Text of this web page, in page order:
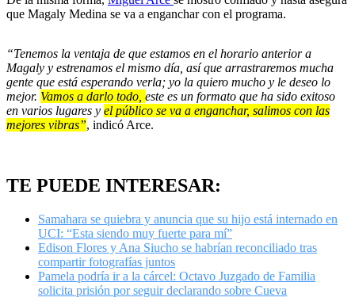
que Magaly Medina se va a enganchar con el programa.
“Tenemos la ventaja de que estamos en el horario anterior a
Magaly y estrenamos el mismo día, así que arrastraremos mucha
gente que está esperando verla; yo la quiero mucho y le deseo lo
mejor. Vamos a darlo todo, este es un formato que ha sido exitoso
en varios lugares y el público se va a enganchar, salimos con las
mejores vibras”, indicó Arce.
TE PUEDE INTERESAR:
Samahara se quiebra y anuncia que su hijo está internado en
UCI: “Esta siendo muy fuerte para mí”
Edison Flores y Ana Siucho se habrían reconciliado tras
compartir fotografías juntos
Pamela podría ir a la cárcel: Octavo Juzgado de Familia
solicita prisión por seguir declarando sobre Cueva